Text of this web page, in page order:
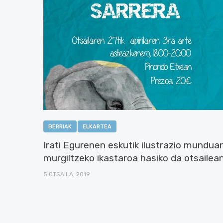
BERRIAK ELKARTEA
Irati Egurenen eskutik ilustrazio
murgiltzeko ikastaroa hasiko da
5 OTSAILA, 2019